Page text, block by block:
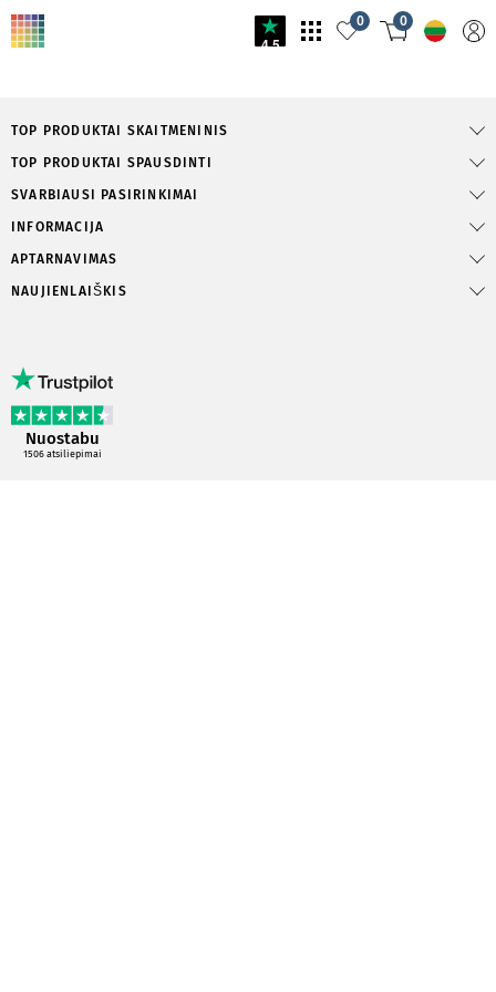
4.5
0 0
TOP PRODUKTAI SKAITMENINIS
TOP PRODUKTAI SPAUSDINTI
SVARBIAUSI PASIRINKIMAI
INFORMACIJA
APTARNAVIMAS
Nuostabu
1506 atsiliepimai
NAUJIENLAIŠKIS